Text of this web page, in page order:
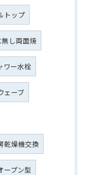
トップ
無し両面焼
ワー水栓
ェーブ
乾燥機交換
ープン型